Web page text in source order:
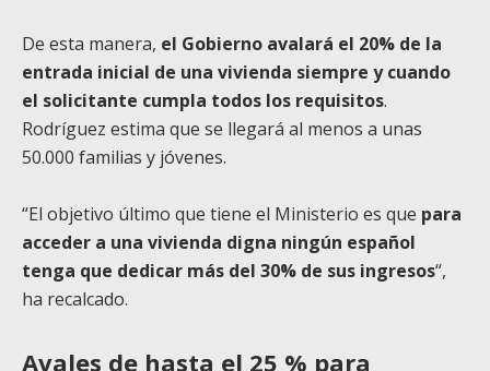
De esta manera, el Gobierno avalará el 20% de la
entrada inicial de una vivienda siempre y cuando
el solicitante cumpla todos los requisitos.
Rodríguez estima que se llegará al menos a unas
50.000 familias y jóvenes.
“El objetivo último que tiene el Ministerio es que para
acceder a una vivienda digna ningún español
tenga que dedicar más del 30% de sus ingresos“,
ha recalcado.
Avales de hasta el 25 % para